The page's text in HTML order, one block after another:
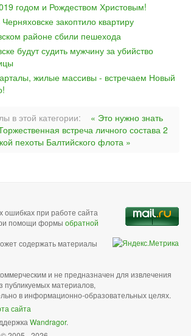
годом и Рождеством Христовым!
закоптило квартиру
районе сбили пешехода
будут судить мужчину за убийство
жилые массивы - встречаем Новый
в этой категории:
« Это нужно знать
встреча личного состава 2
пехоты Балтийского флота »
ошибках при работе сайта
помощи формы обратной
содержать материалы
и не предназначен для извлечения
публикуемых материалов,
в информационно-образовательных целях.
сайта
Wandragor.